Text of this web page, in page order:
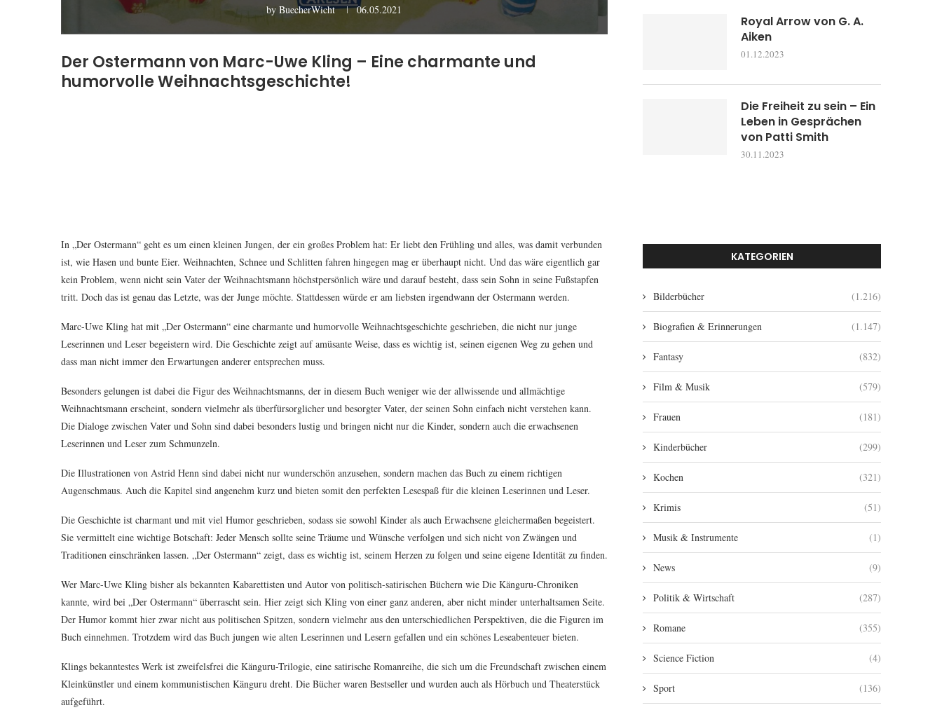
byBuecherWicht 06.05.2021
Der Ostermann von Marc-Uwe Kling – Eine charmante und
humorvolle Weihnachtsgeschichte!
In „Der Ostermann“ geht es um einen kleinen Jungen, der ein großes Problem hat: Er liebt den Frühling und alles, was damit verbunden
ist, wie Hasen und bunte Eier. Weihnachten, Schnee und Schlitten fahren hingegen mag er überhaupt nicht. Und das wäre eigentlich gar
kein Problem, wenn nicht sein Vater der Weihnachtsmann höchstpersönlich wäre und darauf besteht, dass sein Sohn in seine Fußstapfen
tritt. Doch das ist genau das Letzte, was der Junge möchte. Stattdessen würde er am liebsten irgendwann der Ostermann werden.
Marc-Uwe Kling hat mit „Der Ostermann“ eine charmante und humorvolle Weihnachtsgeschichte geschrieben, die nicht nur junge
Leserinnen und Leser begeistern wird. Die Geschichte zeigt auf amüsante Weise, dass es wichtig ist, seinen eigenen Weg zu gehen und
dass man nicht immer den Erwartungen anderer entsprechen muss.
Besonders gelungen ist dabei die Figur des Weihnachtsmanns, der in diesem Buch weniger wie der allwissende und allmächtige
Weihnachtsmann erscheint, sondern vielmehr als überfürsorglicher und besorgter Vater, der seinen Sohn einfach nicht verstehen kann.
Die Dialoge zwischen Vater und Sohn sind dabei besonders lustig und bringen nicht nur die Kinder, sondern auch die erwachsenen
Leserinnen und Leser zum Schmunzeln.
Die Illustrationen von Astrid Henn sind dabei nicht nur wunderschön anzusehen, sondern machen das Buch zu einem richtigen
Augenschmaus. Auch die Kapitel sind angenehm kurz und bieten somit den perfekten Lesespaß für die kleinen Leserinnen und Leser.
Die Geschichte ist charmant und mit viel Humor geschrieben, sodass sie sowohl Kinder als auch Erwachsene gleichermaßen begeistert.
Sie vermittelt eine wichtige Botschaft: Jeder Mensch sollte seine Träume und Wünsche verfolgen und sich nicht von Zwängen und
Traditionen einschränken lassen. „Der Ostermann“ zeigt, dass es wichtig ist, seinem Herzen zu folgen und seine eigene Identität zu finden.
Wer Marc-Uwe Kling bisher als bekannten Kabarettisten und Autor von politisch-satirischen Büchern wie Die Känguru-Chroniken
kannte, wird bei „Der Ostermann“ überrascht sein. Hier zeigt sich Kling von einer ganz anderen, aber nicht minder unterhaltsamen Seite.
Der Humor kommt hier zwar nicht aus politischen Spitzen, sondern vielmehr aus den unterschiedlichen Perspektiven, die die Figuren im
Buch einnehmen. Trotzdem wird das Buch jungen wie alten Leserinnen und Lesern gefallen und ein schönes Leseabenteuer bieten.
Klings bekanntestes Werk ist zweifelsfrei die Känguru-Trilogie, eine satirische Romanreihe, die sich um die Freundschaft zwischen einem
Kleinkünstler und einem kommunistischen Känguru dreht. Die Bücher waren Bestseller und wurden auch als Hörbuch und Theaterstück
aufgeführt.
Royal Arrow von G. A.
Aiken
01.12.2023
Die Freiheit zu sein – Ein
Leben in Gesprächen
von Patti Smith
30.11.2023
KATEGORIEN
Bilderbücher (1.216)
Biografien & Erinnerungen (1.147)
Fantasy (832)
Film & Musik (579)
Frauen (181)
Kinderbücher (299)
Kochen (321)
Krimis (51)
Musik & Instrumente (1)
News (9)
Politik & Wirtschaft (287)
Romane (355)
Science Fiction (4)
Sport (136)